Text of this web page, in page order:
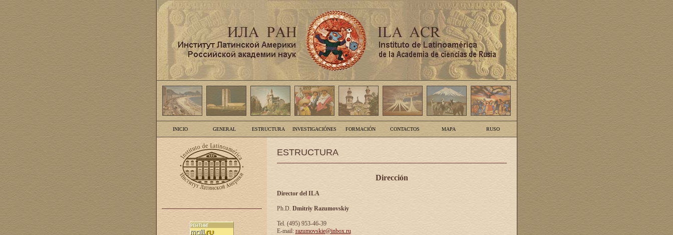
INICIO GENERAL ESTRUCTURA INVESTIGACIÓNES FORMACIÓN CONTACTOS MAPA RUSO
ESTRUCTURA
Dirección
Director del ILA
Ph.D. Dmitriy Razumovskiy
Tel. (495) 953-46-39
E-mail: razumovskie@inbox.ru